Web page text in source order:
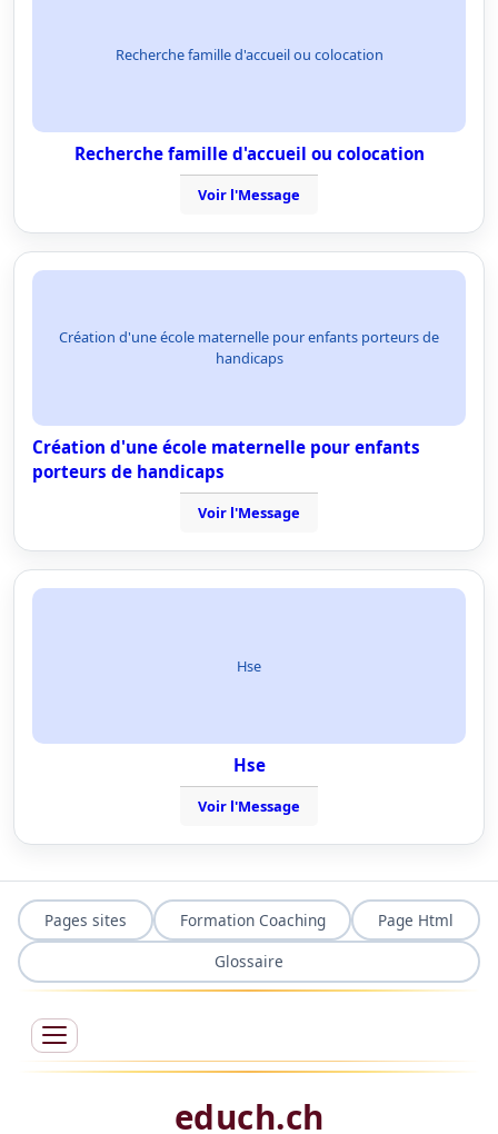
Recherche famille d'accueil ou colocation
Recherche famille d'accueil ou colocation
Voir l'Message
Création d'une école maternelle pour enfants porteurs de
handicaps
Création d'une école maternelle pour enfants
porteurs de handicaps
Voir l'Message
Hse
Hse
Voir l'Message
Pages sites Formation Coaching
Page Html
Glossaire
educh.ch